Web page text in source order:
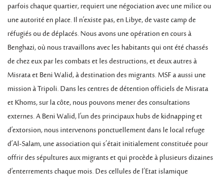
parfois chaque quartier, requiert une négociation avec une milice ou
une autorité en place. Il n’existe pas, en Libye, de vaste camp de
réfugiés ou de déplacés. Nous avons une opération en cours à
Benghazi, où nous travaillons avec les habitants qui ont été chassés
de chez eux par les combats et les destructions, et deux autres à
Misrata et Beni Walid, à destination des migrants. MSF a aussi une
mission à Tripoli. Dans les centres de détention officiels de Misrata
et Khoms, sur la côte, nous pouvons mener des consultations
externes. A Beni Walid, l’un des principaux hubs de kidnapping et
d’extorsion, nous intervenons ponctuellement dans le local refuge
d’Al-Salam, une association qui s’était initialement constituée pour
offrir des sépultures aux migrants et qui procède à plusieurs dizaines
d’enterrements chaque mois. Des cellules de l’Etat islamique